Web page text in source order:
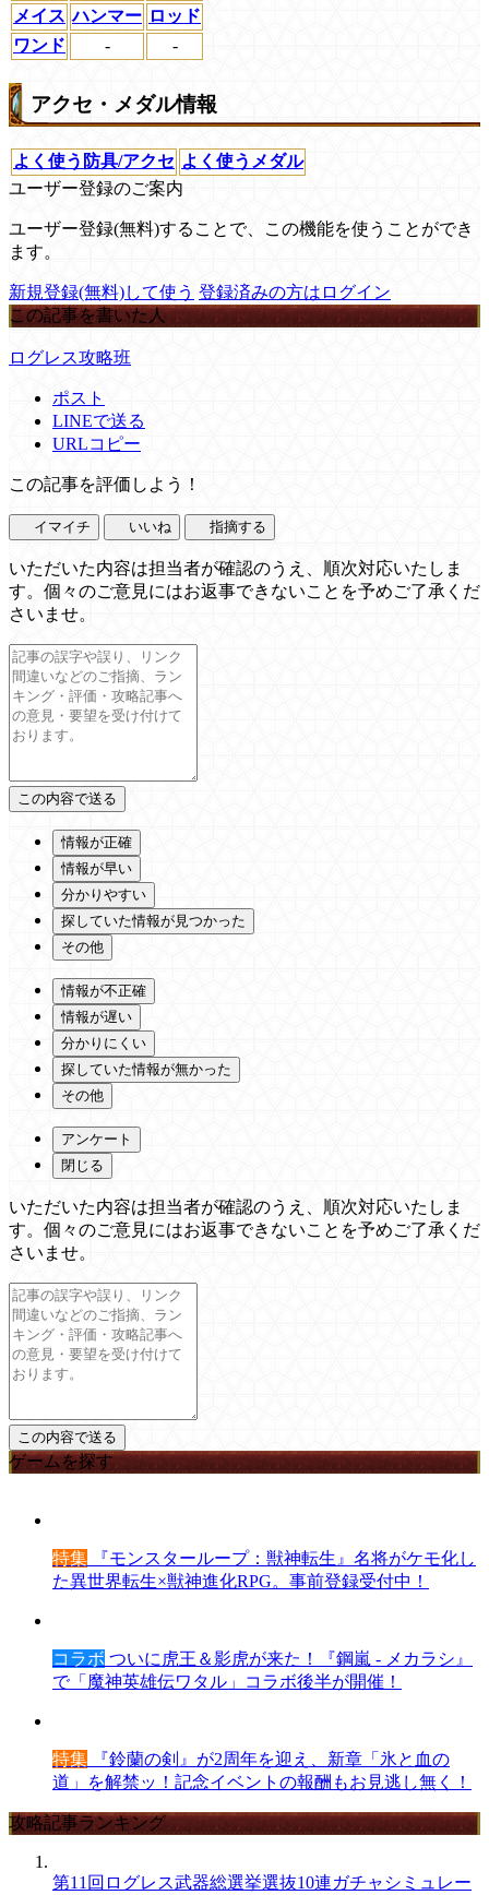
メイス ハンマー ロッド
ワンド
- -
アクセ・メダル情報
よく使う防具/アクセ よく使うメダル
ユーザー登録のご案内
ユーザー登録(無料)することで、この機能を使うことができ
ます。
新規登録(無料)して使う 登録済みの方はログイン
この記事を書いた人
ログレス攻略班
ポスト
LINEで送る
URLコピー
この記事を評価しよう！
イマイチ いいね 指摘する
いただいた内容は担当者が確認のうえ、順次対応いたしま
す。個々のご意見にはお返事できないことを予めご了承くだ
さいませ。
情報が正確
情報が早い
分かりやすい
探していた情報が見つかった
その他
情報が不正確
情報が遅い
分かりにくい
探していた情報が無かった
その他
アンケート
閉じる
いただいた内容は担当者が確認のうえ、順次対応いたしま
す。個々のご意見にはお返事できないことを予めご了承くだ
さいませ。
ゲームを探す
特集 『モンスターループ：獣神転生』名将がケモ化し
た異世界転生×獣神進化RPG。事前登録受付中！
コラボ ついに虎王＆影虎が来た！『鋼嵐 - メカラシ』
で「魔神英雄伝ワタル」コラボ後半が開催！
特集 『鈴蘭の剣』が2周年を迎え、新章「氷と血の
道」を解禁ッ！記念イベントの報酬もお見逃し無く！
攻略記事ランキング
第11回ログレス武器総選挙選抜10連ガチャシミュレー